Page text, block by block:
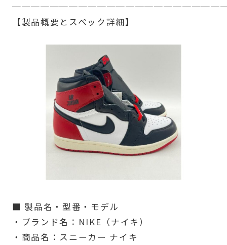
【製品概要とスペック詳細】
■ 製品名・型番・モデル
・ブランド名：NIKE（ナイキ）
・商品名：スニーカー ナイキ